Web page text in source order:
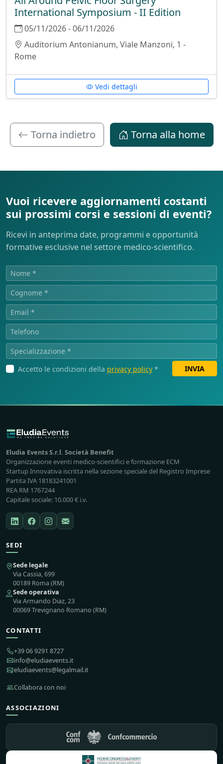
International Symposium - II Edition
05/11/2026 - 06/11/2026
Auditorium Antonianum, Viale Manzoni, 1 -
Rome
Vedi dettagli
Torna indietro Torna alla home
Vuoi ricevere aggiornamenti costanti
sui prossimi corsi e sessioni di eventi?
Ricevi in anteprima date, programmi e opportunità
formative esclusive nel settore medico-scientifico.
Accetto le condizioni della privacy policy * INVIA
Eludia Events S.r.l. Società Benefit
Organizzazione eventi medico-scientifici e formazione ECM
Startup Innovativa iscritta nella sezione speciale del Registro Imprese
Partita IVA 18183241001
REA RM 1767244
Capitale sociale: 10.000 € i.v.
SEDI
Sede legale
Via Cassia, 699
00189 Roma (RM)
Sede operativa
Via Armando Diaz, 23
00069 Trevignano Romano (RM)
CONTATTI
+39 06 9291 8727
info@eludiaevents.it
eludiaevents@legalmail.it
Collabora con noi
ASSOCIAZIONI